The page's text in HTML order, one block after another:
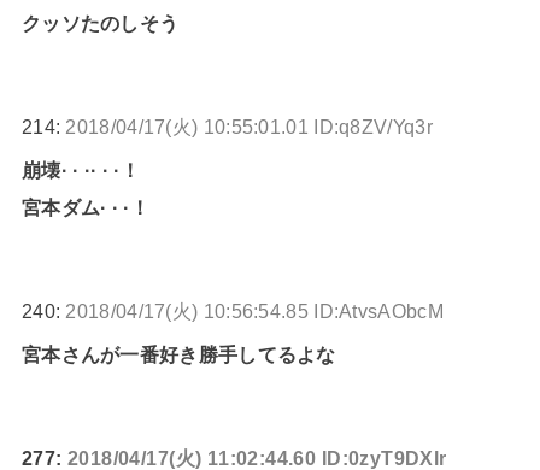
クッソたのしそう
214: 2018/04/17(火) 10:55:01.01 ID:q8ZV/Yq3r
崩壊· · ·· · ·！
宮本ダム· · ·！
240: 2018/04/17(火) 10:56:54.85 ID:AtvsAObcM
宮本さんが一番好き勝手してるよな
277: 2018/04/17(火) 11:02:44.60 ID:0zyT9DXlr